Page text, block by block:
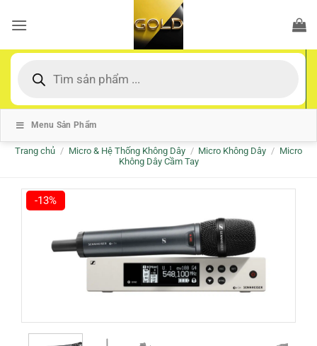
qua
dung
kiếm
Menu Sản Phẩm
Trang chủ / Micro & Hệ Thống Không Dây / Micro Không Dây / Micro
Không Dây Cầm Tay
-13%